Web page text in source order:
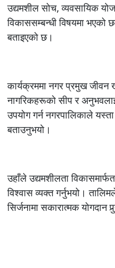
उद्यमशील सोच, व्यवसायिक
विकाससम्बन्धी विषयमा
बताइएको छ।
कार्यक्रममा नगर प्रमुख जीवन
नागरिकहरूको सीप र अनुभवलाई
उपयोग गर्न नगरपालिकाले
बताउनुभयो।
उहाँले उद्यमशीलता
विश्वास व्यक्त गर्नुभयो।
सिर्जनामा सकारात्मक योगदान